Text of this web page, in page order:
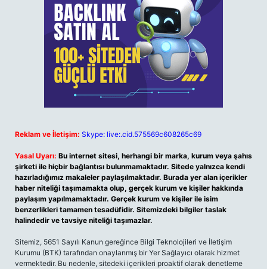
Reklam ve İletişim: Skype: live:.cid.575569c608265c69
Yasal Uyarı: Bu internet sitesi, herhangi bir marka, kurum veya şahıs
şirketi ile hiçbir bağlantısı bulunmamaktadır. Sitede yalnızca kendi
hazırladığımız makaleler paylaşılmaktadır. Burada yer alan içerikler
haber niteliği taşımamakta olup, gerçek kurum ve kişiler hakkında
paylaşım yapılmamaktadır. Gerçek kurum ve kişiler ile isim
benzerlikleri tamamen tesadüfidir. Sitemizdeki bilgiler taslak
halindedir ve tavsiye niteliği taşımazlar.
Sitemiz, 5651 Sayılı Kanun gereğince Bilgi Teknolojileri ve İletişim
Kurumu (BTK) tarafından onaylanmış bir Yer Sağlayıcı olarak hizmet
vermektedir. Bu nedenle, sitedeki içerikleri proaktif olarak denetleme